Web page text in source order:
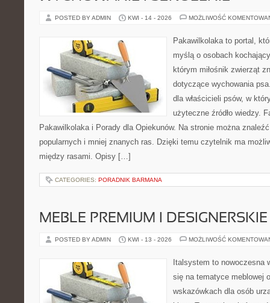
POSTED BY ADMIN KWI - 14 - 2026 MOŻLIWOŚĆ
Pakawilkolaka to portal,
myślą o osobach
którym miłośnik zwierząt
dotyczące wychowania
dla właścicieli psów, w
użyteczne źródło wiedzy.
Pakawilkolaka i Porady dla Opiekunów. Na stronie można
popularnych i mniej znanych ras. Dzięki temu czytelnik ma
między rasami. Opisy […]
CATEGORIES: PORADNIK BARMANA
MEBLE PREMIUM I DESIGNERSKIE
POSTED BY ADMIN KWI - 13 - 2026 MOŻLIWOŚĆ
Italsystem to nowoczesna
się na tematyce meblowej
wskazówkach dla osób